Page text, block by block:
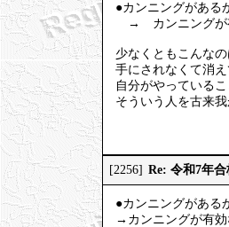
●カンニングがある
→ カンニングが有
少なくともこんな
手にされなくて消え
自分がやっている
そういう人を古来
[2256] Re: 令和7年
●カンニングがある
→カンニングが有効